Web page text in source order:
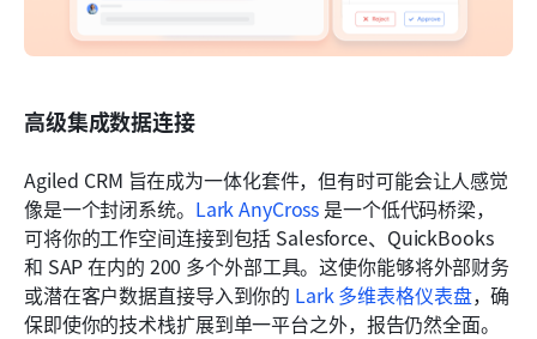
高级集成数据连接
Agiled CRM 旨在成为一体化套件，但有时可能会让人感觉
像是一个封闭系统。 Lark AnyCross 是一个低代码桥梁，
可将你的工作空间连接到包括 Salesforce、QuickBooks
和 SAP 在内的 200 多个外部工具。这使你能够将外部财务
或潜在客户数据直接导入到你的 Lark 多维表格仪表盘，确
保即使你的技术栈扩展到单一平台之外，报告仍然全面。